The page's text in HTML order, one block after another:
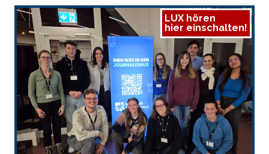
LUX hören
hier einschalten!